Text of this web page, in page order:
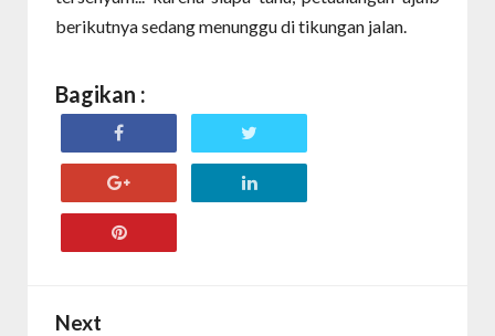
berikutnya sedang menunggu di tikungan jalan.
Bagikan :
Next